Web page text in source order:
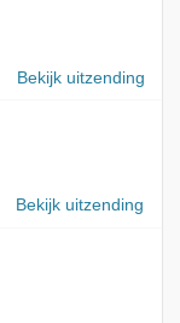
Bekijk uitzending
Bekijk uitzending